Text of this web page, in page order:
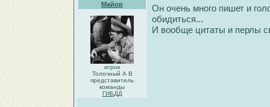
Майор
игрок
Толочный А В
представитель
команды
ГИБДД
Он очень много пишет и
обидиться...
И вообще цитаты и перлы